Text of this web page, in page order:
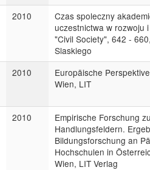
2010
Czas spoleczny
uczestnictwa w rozwoju
"Civil Society", 642 -
Slaskiego
2010
Europäische
Wien, LIT
2010
Empirische Forschung
Handlungsfeldern.
Bildungsforschung an
Hochschulen in
Wien, LIT Verlag